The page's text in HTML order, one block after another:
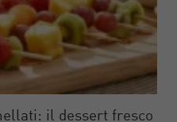
il dessert fresco